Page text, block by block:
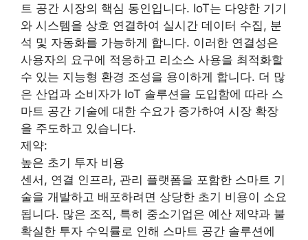
트 공간 시장의 핵심 동인입니다. IoT는 다양한 기기
와 시스템을 상호 연결하여 실시간 데이터 수집, 분
석 및 자동화를 가능하게 합니다. 이러한 연결성은
사용자의 요구에 적응하고 리소스 사용을 최적화할
수 있는 지능형 환경 조성을 용이하게 합니다. 더 많
은 산업과 소비자가 IoT 솔루션을 도입함에 따라 스
마트 공간 기술에 대한 수요가 증가하여 시장 확장
을 주도하고 있습니다.
제약:
높은 초기 투자 비용
센서, 연결 인프라, 관리 플랫폼을 포함한 스마트 기
술을 개발하고 배포하려면 상당한 초기 비용이 소요
됩니다. 많은 조직, 특히 중소기업은 예산 제약과 불
확실한 투자 수익률로 인해 스마트 공간 솔루션에